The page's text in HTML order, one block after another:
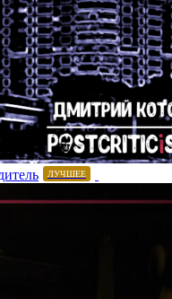
ЛУЧШЕЕ